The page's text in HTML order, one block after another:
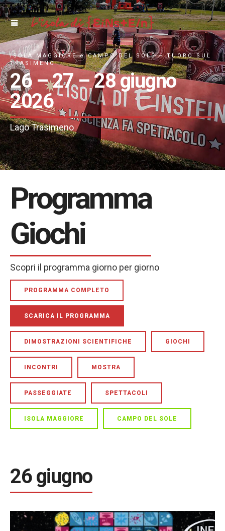
ISOLA MAGGIORE e CAMPO DEL SOLE – TUORO SUL
TRASIMENO
26 – 27 – 28 giugno
2026
Lago Trasimeno
Programma
Giochi
Scopri il programma giorno per giorno
PROGRAMMA COMPLETO
SCARICA IL PROGRAMMA
DIMOSTRAZIONI SCIENTIFICHE GIOCHI
INCONTRI MOSTRA
PASSEGGIATE SPETTACOLI
ISOLA MAGGIORE CAMPO DEL SOLE
26 giugno